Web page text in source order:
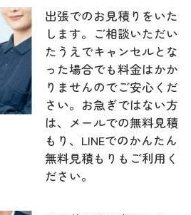
出張でのお見積りをいた
します。ご相談いただい
たうえでキャンセルとな
った場合でも料金はかか
りませんのでご安心くだ
さい。お急ぎではない方
は、メールでの無料見積
もり、LINEでのかんたん
無料見積もりもご利用く
ださい。